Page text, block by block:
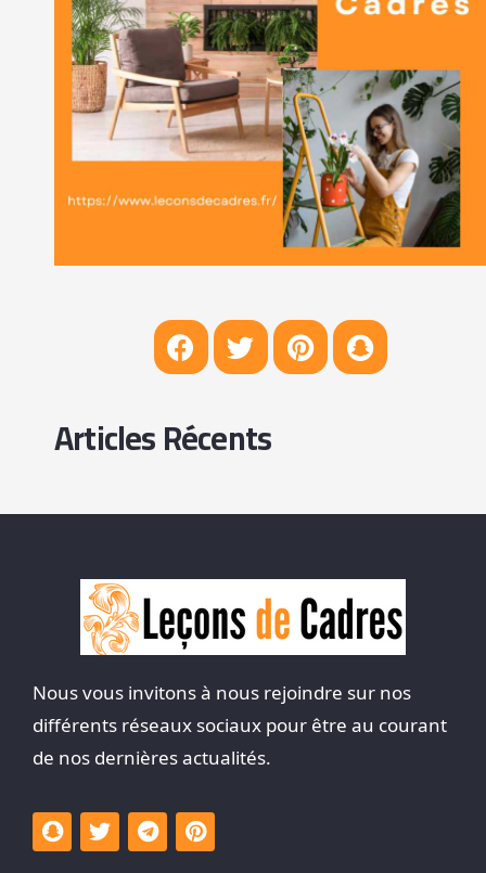
Articles Récents
Nous vous invitons à nous rejoindre sur nos
différents réseaux sociaux pour être au courant
de nos dernières actualités.